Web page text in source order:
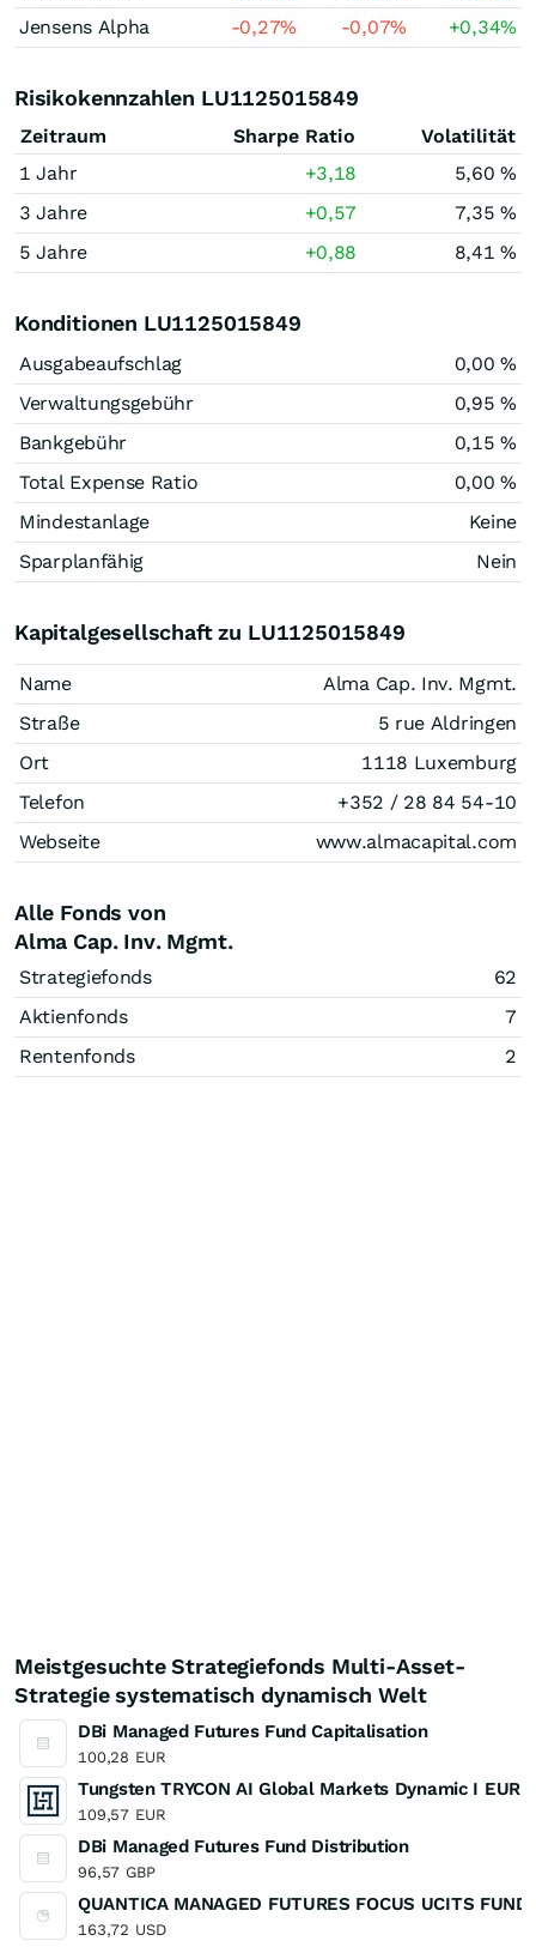
Jensens Alpha
-0,27% -0,07% +0,34%
Risikokennzahlen LU1125015849
Zeitraum Sharpe Ratio
Volatilität
1 Jahr
+3,18
5,60 %
3 Jahre
+0,57
7,35 %
5 Jahre
+0,88 8,41 %
Konditionen LU1125015849
Ausgabeaufschlag
0,00 %
Verwaltungsgebühr
0,95 %
Bankgebühr
0,15 %
Total Expense Ratio
0,00 %
Mindestanlage
Keine
Sparplanfähig
Nein
Kapitalgesellschaft zu LU1125015849
Name
Alma Cap. Inv. Mgmt.
Straße
5 rue Aldringen
Ort
1118 Luxemburg
Telefon
+352 / 28 84 54-10
Webseite
www.almacapital.com
Alle Fonds von
Alma Cap. Inv. Mgmt.
Strategiefonds
62
Aktienfonds
7
Rentenfonds
2
Meistgesuchte Strategiefonds Multi-Asset-
Strategie systematisch dynamisch Welt
DBi Managed Futures Fund Capitalisation
100,28 EUR
Tungsten TRYCON AI Global Markets Dynamic I EUR
109,57 EUR
DBi Managed Futures Fund Distribution
96,57 GBP
QUANTICA MANAGED FUTURES FOCUS UCITS
163,72 USD